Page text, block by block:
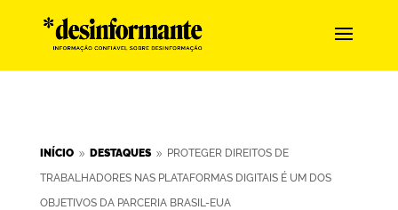
INÍCIO 9 DESTAQUES 9
PROTEGER DIREITOS DE
TRABALHADORES NAS PLATAFORMAS DIGITAIS É UM DOS
OBJETIVOS DA PARCERIA BRASIL-EUA